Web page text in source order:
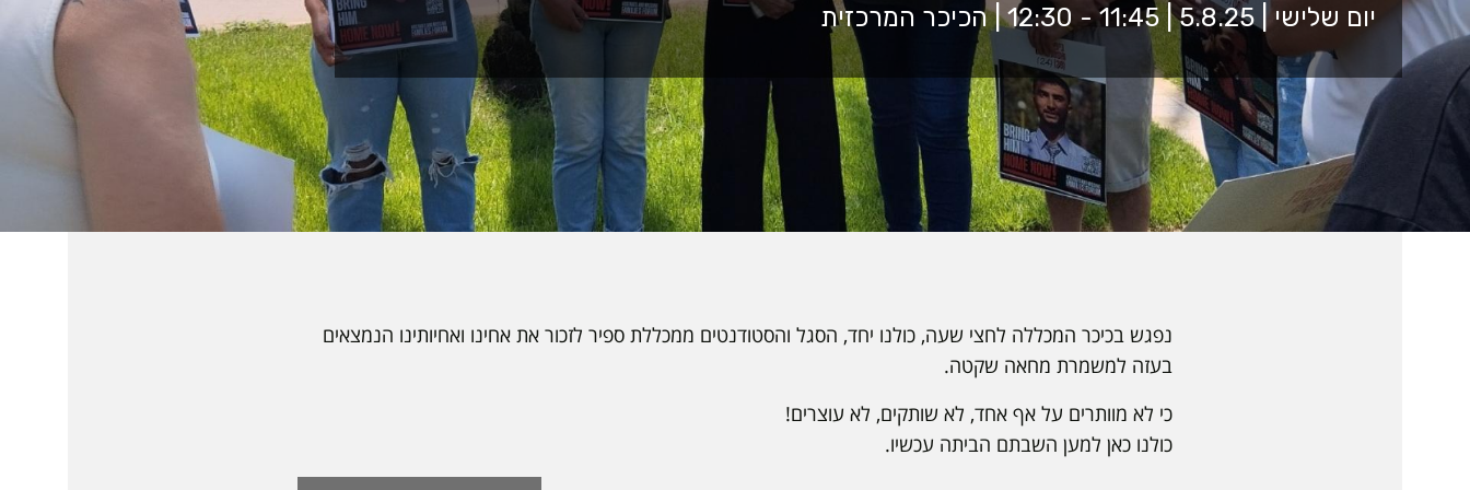
יום שלישי | 5.8.25 | 11:45 - 12:30 | הכיכר המרכזית
נפגש בכיכר המכללה לחצי שעה, כולנו יחד, הסגל והסטודנטים ממכללת ספיר לזכור את אחינו ואחיותינו הנמצאים
בעזה למשמרת מחאה שקטה.
כי לא מוותרים על אף אחד, לא שותקים, לא עוצרים!
כולנו כאן למען השבתם הביתה עכשיו.